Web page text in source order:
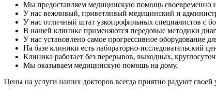
Мы предоставляем медицинскую помощь своевременно
У нас вежливый, приветливый медицинский и
У нас отличный штат узкопрофильных специалистов с
В нашей клинике применяются передовые методики
У нас установлено самое прогрессивное оборудование
На базе клиники есть лабораторно-исследовательский
Клиника работает без перерывов, выходных,
Мы оказываем медицинскую помощь на дому.
Цены на услуги наших докторов всегда приятно радуют своей